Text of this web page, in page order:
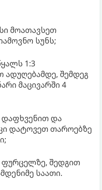
მოათავსეთ
სუნს;
1:3
შემდეგ
მაცივარში 4
დაფხვენით და
კი დატოვეთ თაროებზე
შედგით
საათი.